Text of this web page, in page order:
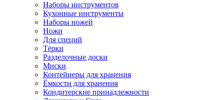
Наборы инструментов
Кухонные инструменты
Наборы ножей
Ножи
Для специй
Тёрки
Разделочные доски
Миски
Контейнеры для хранения
Ёмкости для хранения
Кондитерские принадлежности